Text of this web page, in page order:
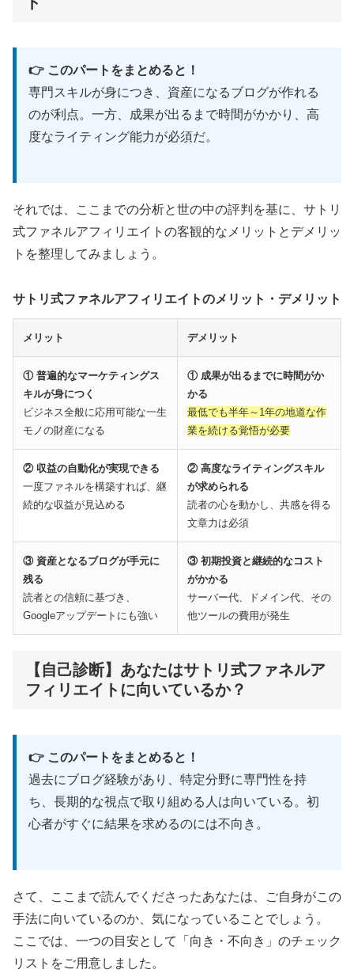
毎日のSNS投稿で疲れた方必見。仕掛けを用
意して待つ「漁業型」、種をまいて育てる
「農業型」の集客法で省エネ起業を実現。
無料ウェビナーに参加
📖Amazon 獲得作品
📝「気づきノート」を使った 実践法
👥 20代30代 の自己実現に特化
潜在能力を引き出し、内なる魅力を開花させ
る「気づきノート」活用法。弱さを強みに変
える進化のプロセスを体感しよう。
🎭 恐れを消し去るワーク：カルマの燃焼
体験者の秘伝メソッド
🎬限定 数名 のクライアント向け収録
👉 このパートをまとめると！
専門スキルが身につき、資産になるブログが作れる
のが利点。一方、成果が出るまで時間がかかり、高
度なライティング能力が必須だ。
それでは、ここまでの分析と世の中の評判を基に、サトリ
式ファネルアフィリエイトの客観的なメリットとデメリッ
トを整理してみましょう。
サトリ式ファネルアフィリエイトのメリット・デメリット
メリット デメリット
① 普遍的なマーケティングス
キルが身につく
ビジネス全般に応用可能な一生
モノの財産になる
① 成果が出るまでに時間がか
かる
最低でも半年～1年の地道な作
業を続ける覚悟が必要
② 収益の自動化が実現できる
一度ファネルを構築すれば、継
続的な収益が見込める
② 高度なライティングスキル
が求められる
読者の心を動かし、共感を得る
文章力は必須
③ 資産となるブログが手元に
残る
読者との信頼に基づき、
Googleアップデートにも強い
③ 初期投資と継続的なコスト
がかかる
サーバー代、ドメイン代、その
他ツールの費用が発生
【自己診断】あなたはサトリ式ファネルア
フィリエイトに向いているか？
👉 このパートをまとめると！
過去にブログ経験があり、特定分野に専門性を持
ち、長期的な視点で取り組める人は向いている。初
心者がすぐに結果を求めるのには不向き。
さて、ここまで読んでくださったあなたは、ご自身がこの
手法に向いているのか、気になっていることでしょう。
ここでは、一つの目安として「向き・不向き」のチェック
リストをご用意しました。